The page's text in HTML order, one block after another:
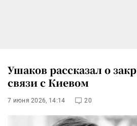
Ушаков рассказал о
связи с Киевом
7 июня 2026, 14:14 20